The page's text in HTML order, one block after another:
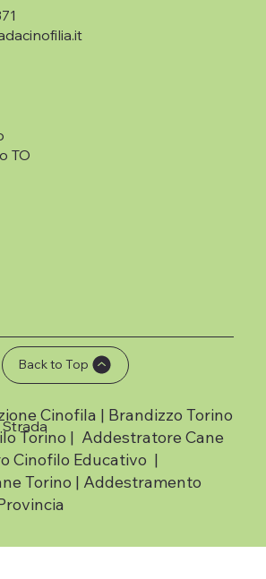
TO
Back to Top
Cinofila | Brandizzo Torino
Torino | Addestratore Cane
Cinofilo Educativo |
Torino | Addestramento